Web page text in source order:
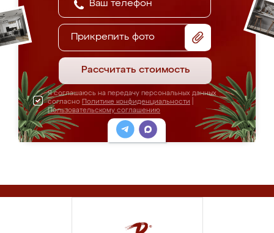
Прикрепить фото
Рассчитать стоимость
Я соглашаюсь на передачу персональных данных
согласно Политике конфиденциальности
Пользовательскому соглашению